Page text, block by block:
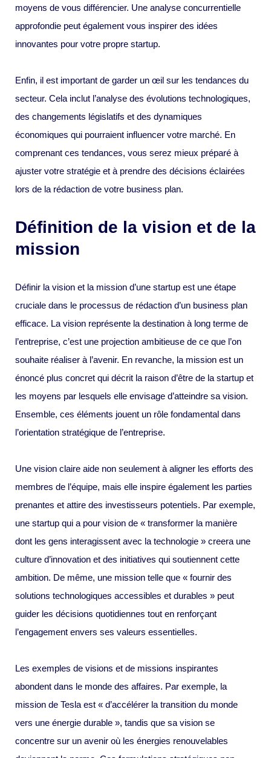
moyens de vous différencier. Une analyse concurrentielle
approfondie peut également vous inspirer des idées
innovantes pour votre propre startup.
Enfin, il est important de garder un œil sur les tendances du
secteur. Cela inclut l’analyse des évolutions technologiques,
des changements législatifs et des dynamiques
économiques qui pourraient influencer votre marché. En
comprenant ces tendances, vous serez mieux préparé à
ajuster votre stratégie et à prendre des décisions éclairées
lors de la rédaction de votre business plan.
Définition de la vision et de la
mission
Définir la vision et la mission d’une startup est une étape
cruciale dans le processus de rédaction d’un business plan
efficace. La vision représente la destination à long terme de
l’entreprise, c’est une projection ambitieuse de ce que l’on
souhaite réaliser à l’avenir. En revanche, la mission est un
énoncé plus concret qui décrit la raison d’être de la startup et
les moyens par lesquels elle envisage d’atteindre sa vision.
Ensemble, ces éléments jouent un rôle fondamental dans
l’orientation stratégique de l’entreprise.
Une vision claire aide non seulement à aligner les efforts des
membres de l’équipe, mais elle inspire également les parties
prenantes et attire des investisseurs potentiels. Par exemple,
une startup qui a pour vision de « transformer la manière
dont les gens interagissent avec la technologie » creera une
culture d’innovation et des initiatives qui soutiennent cette
ambition. De même, une mission telle que « fournir des
solutions technologiques accessibles et durables » peut
guider les décisions quotidiennes tout en renforçant
l’engagement envers ses valeurs essentielles.
Les exemples de visions et de missions inspirantes
abondent dans le monde des affaires. Par exemple, la
mission de Tesla est « d’accélérer la transition du monde
vers une énergie durable », tandis que sa vision se
concentre sur un avenir où les énergies renouvelables